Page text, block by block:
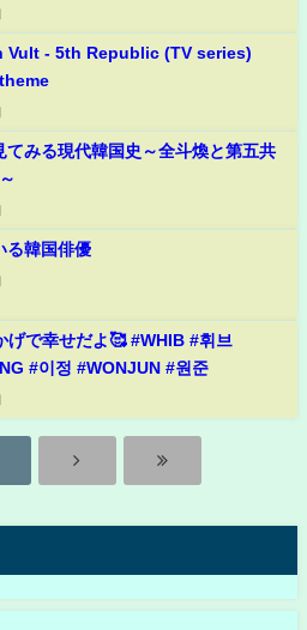
Vult - 5th Republic (TV series)
てみる現代韓国史～全斗煥と第五共
る韓国俳優
げで幸せだよ🥰 #WHIB #휘브
#이정 #WONJUN #원준